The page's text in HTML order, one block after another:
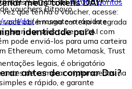
vouchers Bitnovo
que tenha o voucher, acesse:
dai/e resgate-o rápida e
você obtém uma carteira integrada
gerenciar seus tokens DAI com
pode enviá-los para uma carteira
Ethereum, como Metamask, Trust
identidade para
legais, é obrigatório
antes de comprar criptomoedas na
e rápido, e garante
antes de comprar Dai?